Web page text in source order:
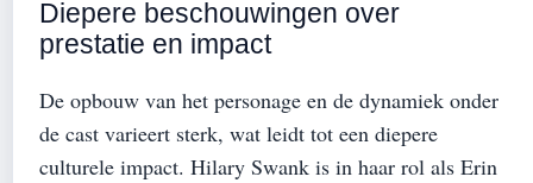
Diepere beschouwingen over
prestatie en impact
De opbouw van het personage en de dynamiek onder
de cast varieert sterk, wat leidt tot een diepere
culturele impact. Hilary Swank is in haar rol als Erin